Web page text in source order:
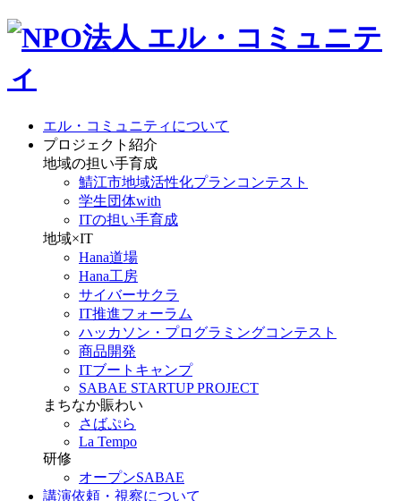
エル・コミュニティについて
プロジェクト紹介
地域の担い手育成
鯖江市地域活性化プランコンテスト
学生団体with
ITの担い手育成
地域×IT
Hana道場
Hana工房
サイバーサクラ
IT推進フォーラム
ハッカソン・プログラミングコンテスト
商品開発
ITブートキャンプ
SABAE STARTUP PROJECT
まちなか賑わい
さばぷら
La Tempo
研修
オープンSABAE
講演依頼・視察について